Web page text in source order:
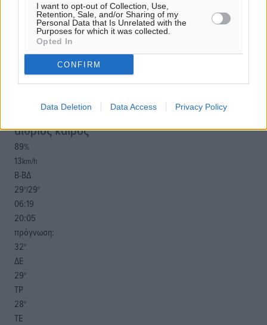
I want to opt-out of Collection, Use,
Retention, Sale, and/or Sharing of my
Personal Data that Is Unrelated with the
Purposes for which it was collected.
Opted In
CONFIRM
Data Deletion Data Access Privacy Policy
παρεχόμενου συνδέσμου παραπομπής προς το άρθρο
της Δημοκρατικής.
αίθριος καιρός
89%
13km/h
Β-ΒΔ
29°/29°
06:19
20:05
πρόγνωση:
32°
ΔΕ
29°
ΤΡ
28°
ΤΕ